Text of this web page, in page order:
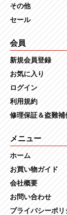
その他
セール
会員
新規会員登録
お気に入り
ログイン
利用規約
修理保証＆盗難補
メニュー
ホーム
お買い物ガイド
会社概要
お問い合わせ
プライバシーポリ